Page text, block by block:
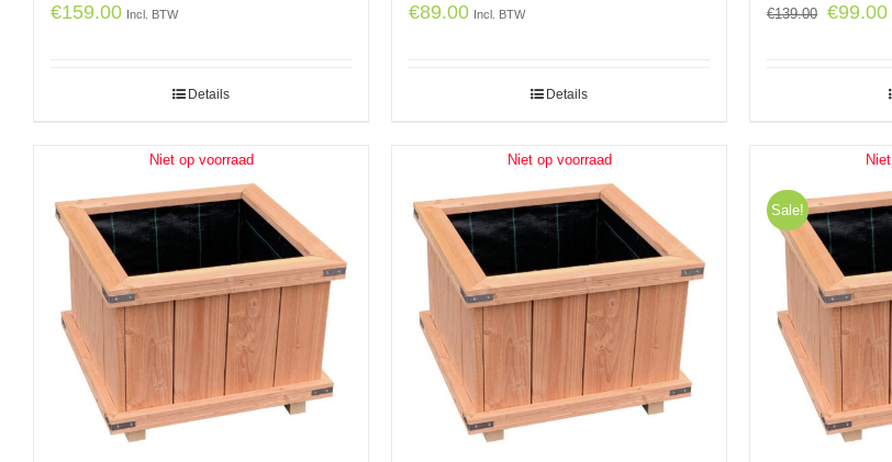
€159.00 Incl. BTW
Details
€89.00 Incl. BTW
Details
€139.00 €99.00
Niet op voorraad Niet op voorraad
Sale!